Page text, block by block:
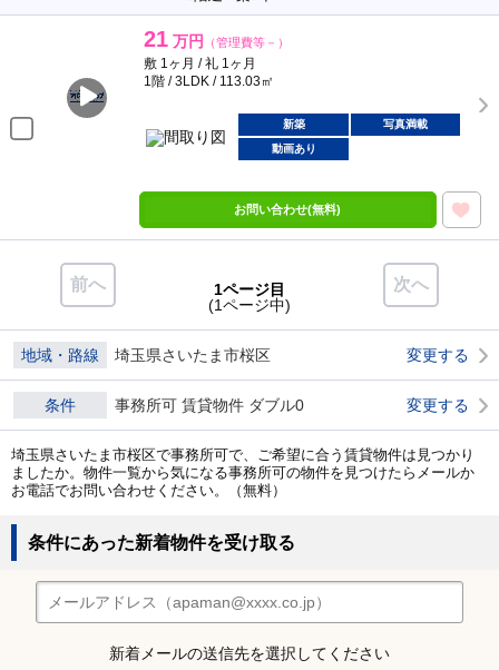
21 万円 （管理費等－）
敷 1ヶ月 / 礼 1ヶ月
1階 / 3LDK / 113.03㎡
新築
写真満載
動画あり
お問い合わせ(無料)
前へ 次へ
1ページ目
(1ページ中)
地域・路線 埼玉県さいたま市桜区 変更する
条件 事務所可 賃貸物件 ダブル0 変更する
埼玉県さいたま市桜区で事務所可で、ご希望に合う賃貸物件は見つかり
ましたか。物件一覧から気になる事務所可の物件を見つけたらメールか
お電話でお問い合わせください。（無料）
条件にあった新着物件を受け取る
新着メールの送信先を選択してください